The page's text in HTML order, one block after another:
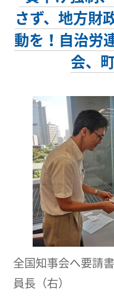
さず、地方財
動を！自治労
会、
全国知事会へ要請
員長（右）